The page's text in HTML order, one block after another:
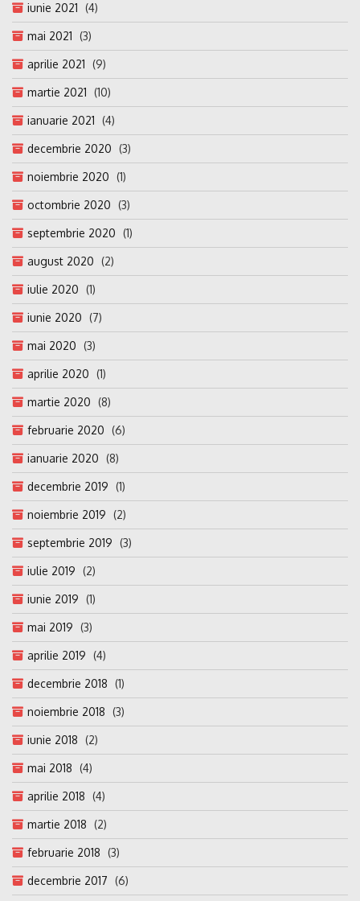
iunie 2021 (4)
mai 2021 (3)
aprilie 2021 (9)
martie 2021 (10)
ianuarie 2021 (4)
decembrie 2020 (3)
noiembrie 2020 (1)
octombrie 2020 (3)
septembrie 2020 (1)
august 2020 (2)
iulie 2020 (1)
iunie 2020 (7)
mai 2020 (3)
aprilie 2020 (1)
martie 2020 (8)
februarie 2020 (6)
ianuarie 2020 (8)
decembrie 2019 (1)
noiembrie 2019 (2)
septembrie 2019 (3)
iulie 2019 (2)
iunie 2019 (1)
mai 2019 (3)
aprilie 2019 (4)
decembrie 2018 (1)
noiembrie 2018 (3)
iunie 2018 (2)
mai 2018 (4)
aprilie 2018 (4)
martie 2018 (2)
februarie 2018 (3)
decembrie 2017 (6)